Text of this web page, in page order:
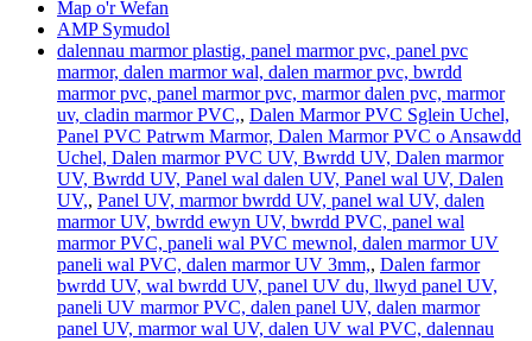
Map o'r Wefan
AMP Symudol
dalennau marmor plastig, panel marmor pvc, panel pvc
marmor, dalen marmor wal, dalen marmor pvc, bwrdd
marmor pvc, panel marmor pvc, marmor dalen pvc, marmor
uv, cladin marmor PVC,, Dalen Marmor PVC Sglein Uchel,
Panel PVC Patrwm Marmor, Dalen Marmor PVC o Ansawdd
Uchel, Dalen marmor PVC UV, Bwrdd UV, Dalen marmor
UV, Bwrdd UV, Panel wal dalen UV, Panel wal UV, Dalen
UV,, Panel UV, marmor bwrdd UV, panel wal UV, dalen
marmor UV, bwrdd ewyn UV, bwrdd PVC, panel wal
marmor PVC, paneli wal PVC mewnol, dalen marmor UV
paneli wal PVC, dalen marmor UV 3mm,, Dalen farmor
bwrdd UV, wal bwrdd UV, panel UV du, llwyd panel UV,
paneli UV marmor PVC, dalen panel UV, dalen marmor
panel UV, marmor wal UV, dalen UV wal PVC, dalennau